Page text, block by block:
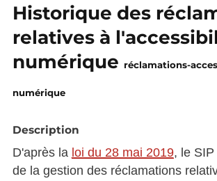
Historique des
relatives à
numérique réclamations-
numérique
Description
D'après la loi du 28 mai 2019, le
de la gestion des réclamations